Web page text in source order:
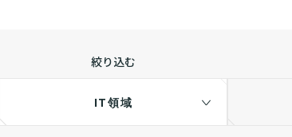
絞り込む
IT領域